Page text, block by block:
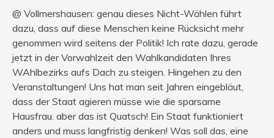
@ Vollmershausen: genau dieses Nicht-Wählen führt
dazu, dass auf diese Menschen keine Rücksicht mehr
genommen wird seitens der Politik! Ich rate dazu, gerade
jetzt in der Vorwahlzeit den Wahlkandidaten Ihres
WAhlbezirks aufs Dach zu steigen. Hingehen zu den
Veranstaltungen! Uns hat man seit Jahren eingebläut,
dass der Staat agieren müsse wie die sparsame
Hausfrau. aber das ist Quatsch! Ein Staat funktioniert
anders und muss langfristig denken! Was soll das, eine